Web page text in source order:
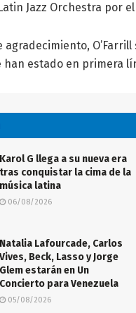
Jazz Orchestra por
agradecimiento,
han estado en primera
Karol G llega a su nueva era
tras conquistar la cima de la
música latina
06/08/2026
Natalia Lafourcade, Carlos
Vives, Beck, Lasso y Jorge
Glem estarán en Un
Concierto para Venezuela
05/08/2026